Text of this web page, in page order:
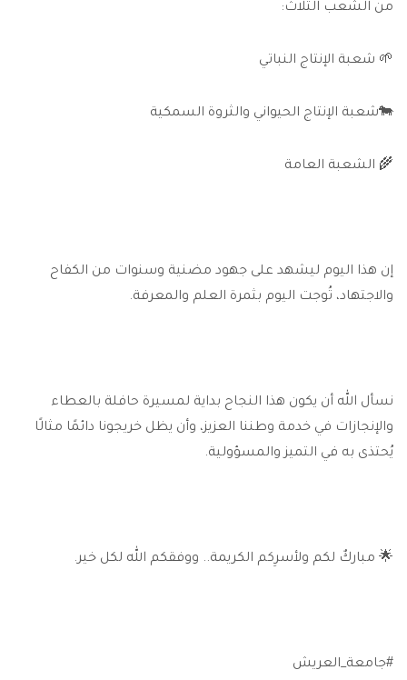
من الشعب الثلاث:
🌱 شعبة الإنتاج النباتي
🐄شعبة الإنتاج الحيواني والثروة السمكية
🌾 الشعبة العامة
إن هذا اليوم ليشهد على جهود مضنية وسنوات من الكفاح
والاجتهاد، تُوجت اليوم بثمرة العلم والمعرفة.
نسأل الله أن يكون هذا النجاح بداية لمسيرة حافلة بالعطاء
والإنجازات في خدمة وطننا العزيز، وأن يظل خريجونا دائمًا مثالًا
يُحتذى به في التميز والمسؤولية.
🌟 مباركٌ لكم ولأسرِكم الكريمة.. ووفقكم الله لكل خير.
#جامعة_العريش